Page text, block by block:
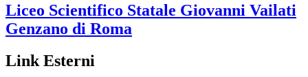
Liceo Scientifico Statale Giovanni Vailati
Genzano di Roma
Link Esterni